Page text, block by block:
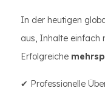
In der heutigen
aus, Inhalte einfach
Erfolgreiche
✔ Professionelle